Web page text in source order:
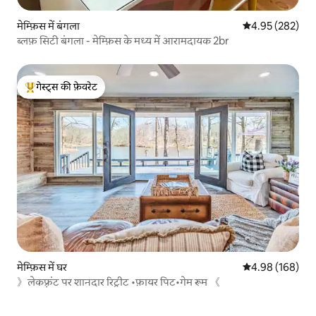
मेम्फ़िस में बंगला औसत रेटिंग 5 में से
4.95 (282)
ब्लफ़ सिटी बंगला - मेम्फ़िस के मध्य में आरामदायक 2br
गेस्ट्स का टॉप फ़ेवरेट
गेस्ट्स की फ़ेवरेट
मेम्फ़िस में घर औसत रेटिंग 5 में से
4.98 (168)
》लेकफ़्रंट पर शानदार रिट्रीट •फ़ायर पिट•गेम रूम 《